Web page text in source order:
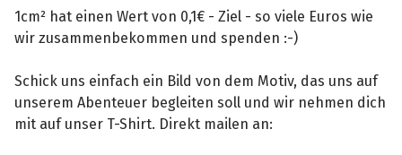
1cm² hat einen Wert von 0,1€ - Ziel - so viele Euros wie
wir zusammenbekommen und spenden :-)
Schick uns einfach ein Bild von dem Motiv, das uns auf
unserem Abenteuer begleiten soll und wir nehmen dich
mit auf unser T-Shirt. Direkt mailen an: